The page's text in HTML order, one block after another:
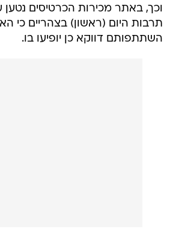
וכך, באתר מכירות הכרטיסים נטען
תרבות היום (ראשון) בצהריים כי
השתתפותם דווקא כן יופיעו בו.